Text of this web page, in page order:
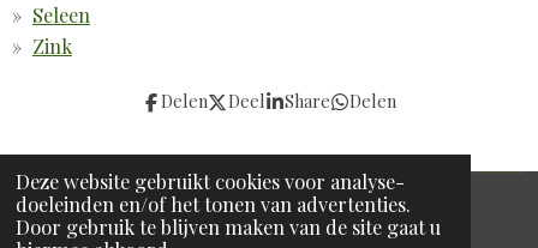
Deze website gebruikt cookies voor analyse-
doeleinden en/of het tonen van advertenties.
Door gebruik te blijven maken van de site gaat u
Seleen
Zink
Delen Deel Share Delen
© 2008 - 2025 Perfect 4 Your Body